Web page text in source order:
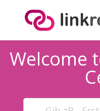
Welcome